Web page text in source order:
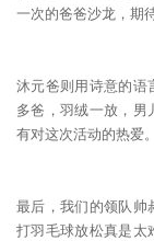
一次的爸爸沙龙，期
沐元爸则用诗意的语
多爸，羽绒一放，男
有对这次活动的热爱。
最后，我们的领队帅
打羽毛球放松真是太